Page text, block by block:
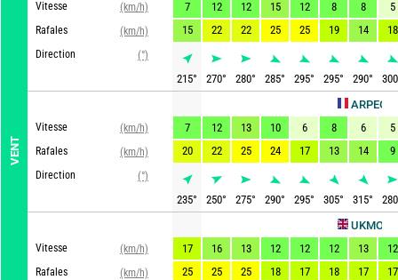
VENT
Vitesse
(km/h)
Rafales
(km/h)
Direction
(°)
Vitesse
(km/h)
Rafales
(km/h)
Direction
(°)
Vitesse
(km/h)
Rafales
(km/h)
7 12 12 15 12 8 8
5
15
22 22 25 25 19 14 18
215° 270° 280° 285° 295° 295° 290° 300
7 12 13 10 6 8 6
5
20
22 25 24 17 13 14 9
235° 250° 275° 290° 295° 305° 315° 280
17 16 13 12 12 12 13
12
25
25 25 18 17 18 17 17